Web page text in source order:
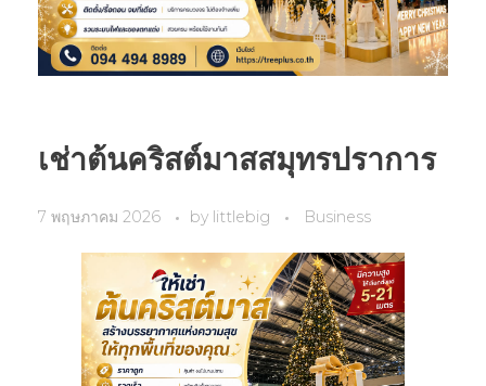
เช่าต้นคริสต์มาสสมุทรปราการ
7 พฤษภาคม 2026 by littlebig Business